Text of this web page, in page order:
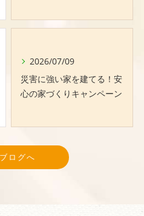
2026/07/09
災害に強い家を建てる！安
心の家づくりキャンペーン
ログへ